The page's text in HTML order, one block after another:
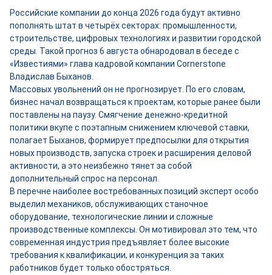
Российские компании до конца 2026 года будут активно
пополнять штат в четырёх секторах: промышленности,
строительстве, цифровых технологиях и развитии городской
среды. Такой прогноз 6 августа обнародовал в беседе с
«Известиями» глава кадровой компании Cornerstone
Владислав Быханов.
Массовых увольнений он не прогнозирует. По его словам,
бизнес начал возвращаться к проектам, которые ранее были
поставлены на паузу. Смягчение денежно-кредитной
политики вкупе с поэтапным снижением ключевой ставки,
полагает Быханов, формирует предпосылки для открытия
новых производств, запуска строек и расширения деловой
активности, а это неизбежно тянет за собой
дополнительный спрос на персонал.
В перечне наиболее востребованных позиций эксперт особо
выделил механиков, обслуживающих станочное
оборудование, технологические линии и сложные
производственные комплексы. Он мотивировал это тем, что
современная индустрия предъявляет более высокие
требования к квалификации, и конкуренция за таких
работников будет только обостряться.